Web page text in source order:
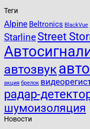
Теги
Alpine Beltronics BlackVue
StarlineStreet
автозвук
акция брелок
радар-
шумоизоляция
Новости